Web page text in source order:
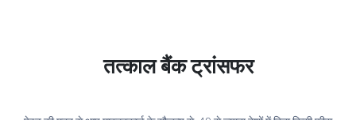
तत्काल बैंक ट्रांसफर